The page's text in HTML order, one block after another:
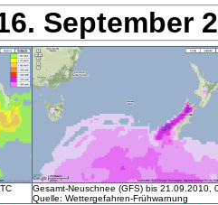
September
Gesamt-Neuschnee (GFS) bis 21.09.2010,
Quelle: Wettergefahren-Frühwarnung